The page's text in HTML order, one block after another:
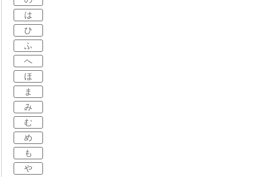
は
ひ
ふ
へ
ほ
ま
み
む
め
も
や